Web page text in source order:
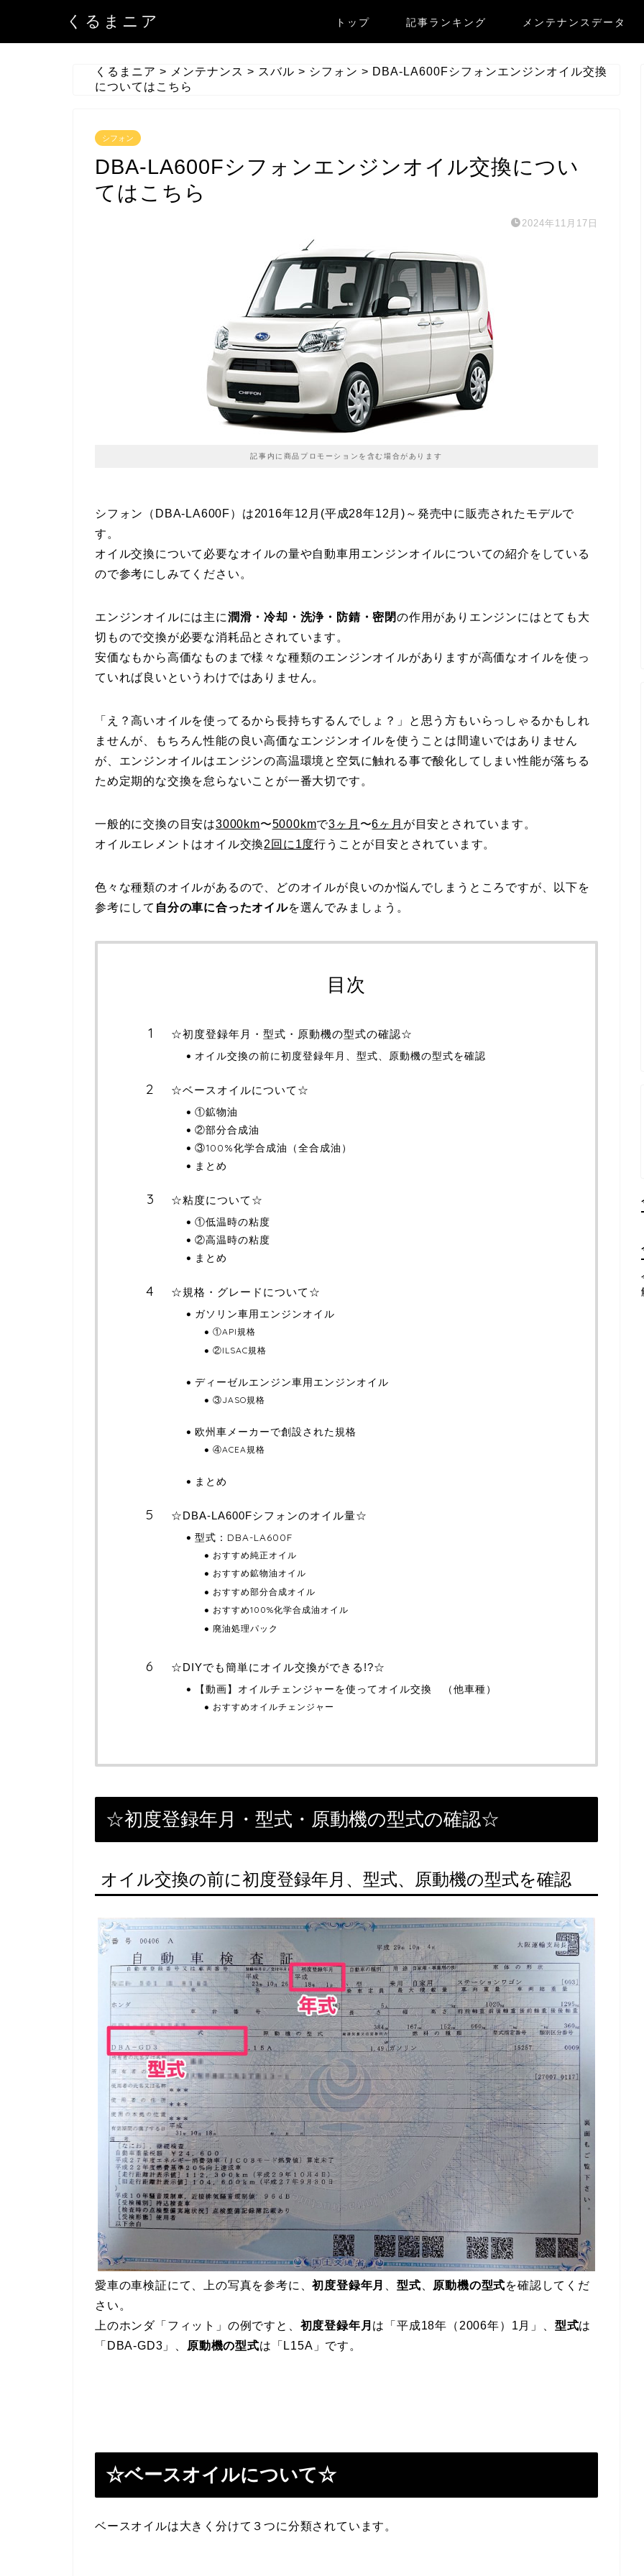
くるまニア トップ 記事ランキング メンテナンスデータ
くるまニア > メンテナンス > スバル > シフォン > DBA-LA600Fシフォンエンジンオイル交換
についてはこちら
シフォン
DBA-LA600Fシフォンエンジンオイル交換につい
てはこちら
2024年11月17日
記事内に商品プロモーションを含む場合があります
シフォン（DBA-LA600F）は2016年12月(平成28年12月)～発売中に販売されたモデルで
す。
オイル交換について必要なオイルの量や自動車用エンジンオイルについての紹介をしている
ので参考にしみてください。
エンジンオイルには主に潤滑・冷却・洗浄・防錆・密閉の作用がありエンジンにはとても大
切もので交換が必要な消耗品とされています。
安価なもから高価なものまで様々な種類のエンジンオイルがありますが高価なオイルを使っ
ていれば良いというわけではありません。
「え？高いオイルを使ってるから長持ちするんでしょ？」と思う方もいらっしゃるかもしれ
ませんが、もちろん性能の良い高価なエンジンオイルを使うことは間違いではありません
が、エンジンオイルはエンジンの高温環境と空気に触れる事で酸化してしまい性能が落ちる
ため定期的な交換を怠らないことが一番大切です。
一般的に交換の目安は3000km〜5000kmで3ヶ月 〜6ヶ月 が目安とされています。
オイルエレメントはオイル交換2回に1度行うことが目安とされています。
色々な種類のオイルがあるので、どのオイルが良いのか悩んでしまうところですが、以下を
参考にして 自分の車に合ったオイルを選んでみましょう。
目次
☆初度登録年月・型式・原動機の型式の確認☆
オイル交換の前に初度登録年月、型式、原動機の型式を確認
☆ベースオイルについて☆
①鉱物油
②部分合成油
③100%化学合成油（全合成油）
まとめ
☆粘度について☆
①低温時の粘度
②高温時の粘度
まとめ
☆規格・グレードについて☆
ガソリン車用エンジンオイル
①API規格
②ILSAC規格
ディーゼルエンジン車用エンジンオイル
③JASO規格
欧州車メーカーで創設された規格
④ACEA規格
まとめ
☆DBA-LA600Fシフォンのオイル量☆
型式：DBA-LA600F
おすすめ純正オイル
おすすめ鉱物油オイル
おすすめ部分合成オイル
おすすめ100%化学合成油オイル
廃油処理パック
☆DIYでも簡単にオイル交換ができる!?☆
【動画】オイルチェンジャーを使ってオイル交換 （他車種）
おすすめオイルチェンジャー
☆初度登録年月・型式・原動機の型式の確認☆
オイル交換の前に初度登録年月、型式、原動機の型式を確認
愛車の車検証にて、上の写真を参考に、初度登録年月 、型式、 原動機の型式を確認してくだ
さい。
上のホンダ「フィット」の例ですと、 初度登録年月 は「平成18年（2006年）1月」、 型式は
「DBA-GD3」、 原動機の型式は「L15A」です。
☆ベースオイルについて☆
ベースオイルは大きく分けて３つに分類されています。